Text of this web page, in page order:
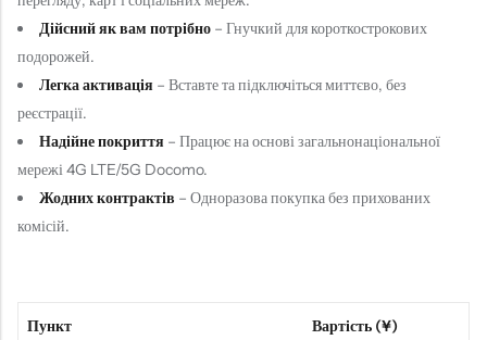
Дійсний як вам потрібно – Гнучкий для короткострокових
подорожей.
Легка активація – Вставте та підключіться миттєво, без
реєстрації.
Надійне покриття – Працює на основі загальнонаціональної
мережі 4G LTE/5G Docomo.
Жодних контрактів – Одноразова покупка без прихованих
комісій.
Пункт Вартість (¥)